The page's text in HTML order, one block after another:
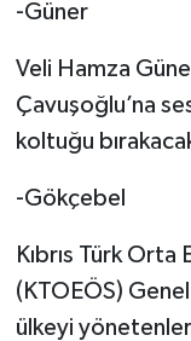
-Güner
Veli Hamza
Çavuşoğlu’na
koltuğu
-Gökçebel
Kıbrıs Türk
(KTOEÖS)
ülkeyi